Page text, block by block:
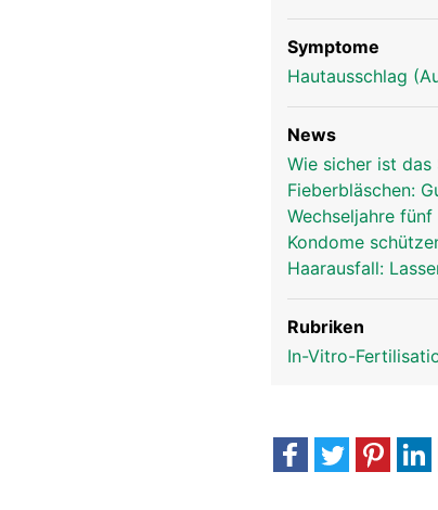
Symptome
Hautausschlag
News
Wie sicher ist das
Fieberbläschen:
Wechseljahre
Kondome
Haarausfall:
Rubriken
In-Vitro-